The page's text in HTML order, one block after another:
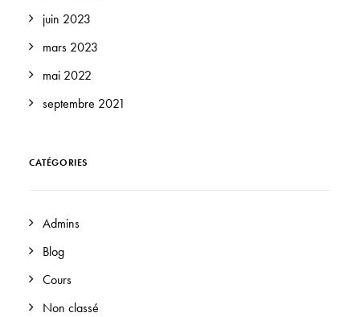
juin 2023
mars 2023
mai 2022
septembre 2021
CATÉGORIES
Admins
Blog
Cours
Non classé